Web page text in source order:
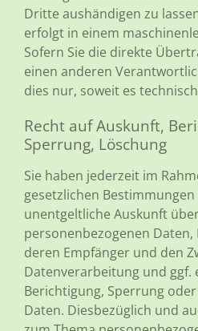
Dritte aushändigen zu
erfolgt in einem
Sofern Sie die direkte
einen anderen
dies nur, soweit es
Recht auf Auskunft,
Sperrung, Löschung
Sie haben jederzeit im
gesetzlichen Bestimmungen
unentgeltliche Auskunft
personenbezogenen
deren Empfänger und den
Datenverarbeitung und ggf.
Berichtigung, Sperrung
Daten. Diesbezüglich und